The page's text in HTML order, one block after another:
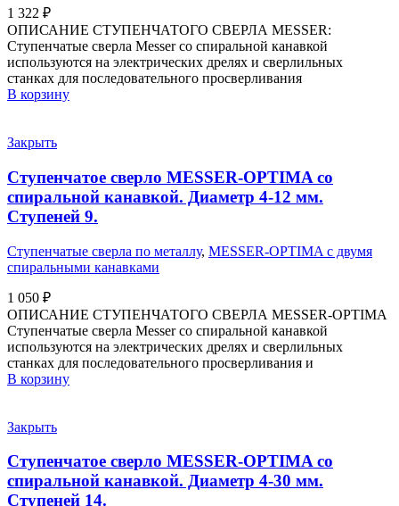
1 322 ₽
ОПИСАНИЕ СТУПЕНЧАТОГО СВЕРЛА MESSER:
Ступенчатые сверла Messer со спиральной канавкой
используются на электрических дрелях и сверлильных
станках для последовательного просверливания
В корзину
Закрыть
Ступенчатое сверло MESSER-OPTIMA со
спиральной канавкой. Диаметр 4-12 мм.
Ступеней 9.
Ступенчатые сверла по металлу, MESSER-OPTIMA с двумя
спиральными канавками
1 050 ₽
ОПИСАНИЕ СТУПЕНЧАТОГО СВЕРЛА MESSER-OPTIMA
Ступенчатые сверла Messer со спиральной канавкой
используются на электрических дрелях и сверлильных
станках для последовательного просверливания и
В корзину
Закрыть
Ступенчатое сверло MESSER-OPTIMA со
спиральной канавкой. Диаметр 4-30 мм.
Ступеней 14.